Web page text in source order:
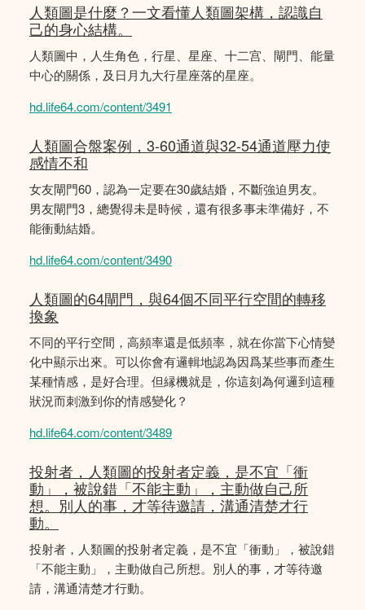
人類圖是什麼？一文看懂人類圖架構，認識自
己的身心結構。
人類圖中，人生角色，行星、星座、十二宫、閘門、能量
中心的關係，及日月九大行星座落的星座。
hd.life64.com/content/3491
人類圖合盤案例，3-60通道與32-54通道壓力使
感情不和
女友閘門60，認為一定要在30歲結婚，不斷強迫男友。
男友閘門3，總覺得未是時候，還有很多事未準備好，不
能衝動結婚。
hd.life64.com/content/3490
人類圖的64閘門，與64個不同平行空間的轉移
換象
不同的平行空間，高頻率還是低頻率，就在你當下心情變
化中顯示出來。可以你會有邏輯地認為因爲某些事而產生
某種情感，是好合理。但縁機就是，你這刻為何邏到這種
狀況而刺激到你的情感變化？
hd.life64.com/content/3489
投射者，人類圖的投射者定義，是不宜「衝
動」，被說錯「不能主動」，主動做自己所
想。別人的事，才等待邀請，溝通清楚才行
動。
投射者，人類圖的投射者定義，是不宜「衝動」，被說錯
「不能主動」，主動做自己所想。別人的事，才等待邀
請，溝通清楚才行動。